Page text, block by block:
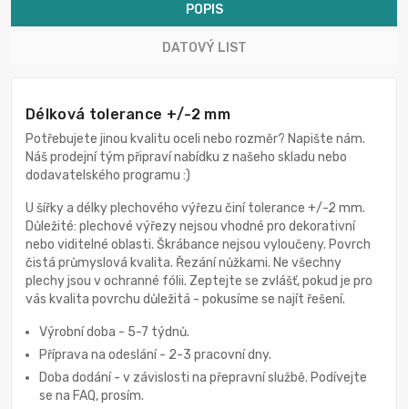
POPIS
DATOVÝ LIST
Délková tolerance +/-2 mm
Potřebujete jinou kvalitu oceli nebo rozměr? Napište nám.
Náš prodejní tým připraví nabídku z našeho skladu nebo
dodavatelského programu :)
U šířky a délky plechového výřezu činí tolerance +/-2 mm.
Důležité: plechové výřezy nejsou vhodné pro dekorativní
nebo viditelné oblasti. Škrábance nejsou vyloučeny. Povrch
čistá průmyslová kvalita. Řezání nůžkami. Ne všechny
plechy jsou v ochranné fólii. Zeptejte se zvlášť, pokud je pro
vás kvalita povrchu důležitá - pokusíme se najít řešení.
Výrobní doba - 5-7 týdnů.
Příprava na odeslání - 2-3 pracovní dny.
Doba dodání - v závislosti na přepravní službě. Podívejte
se na FAQ, prosím.